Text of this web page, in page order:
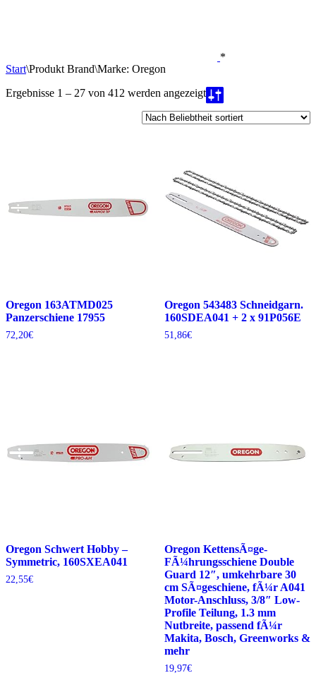
*
Start\Produkt Brand\Marke: Oregon
Ergebnisse 1 – 27 von 412 werden angezeigtNach
Beliebtheit
sortiert
Oregon 163ATMD025
Panzerschiene 17955
72,20€
Oregon 543483 Schneidgarn.
160SDEA041 + 2 x 91P056E
51,86€
Oregon Schwert Hobby –
Symmetric, 160SXEA041
22,55€
Oregon KettensÃ¤ge-
FÃ¼hrungsschiene Double
Guard 12″, umkehrbare 30
cm SÃ¤geschiene, fÃ¼r A041
Motor-Anschluss, 3/8″ Low-
Profile Teilung, 1.3 mm
Nutbreite, passend fÃ¼r
Makita, Bosch, Greenworks &
mehr
19,97€